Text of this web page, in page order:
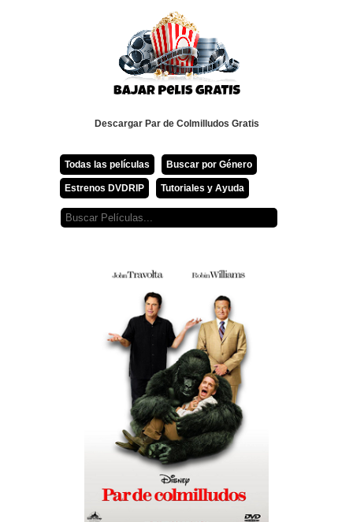
Descargar Par de Colmilludos Gratis
Todas las películas Buscar por Género
Estrenos DVDRIP Tutoriales y Ayuda